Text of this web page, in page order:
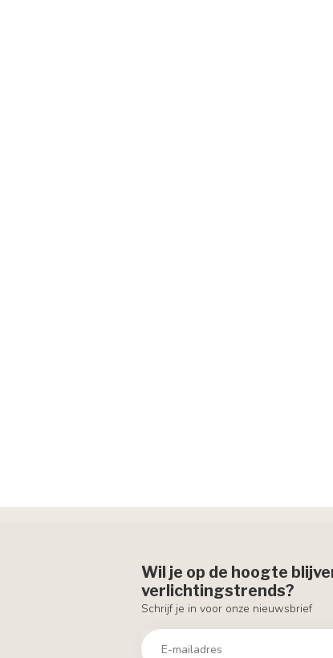
Wil je op de hoogte
verlichtingstrends?
Schrijf je in voor onze nieuwsbrief